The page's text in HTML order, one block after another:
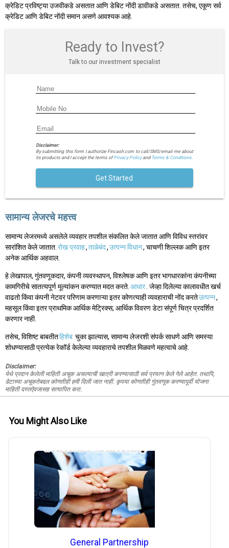
क्रेडिट प्रविष्ट्या उजवीकडे असतात आणि डेबिट नोंदी डावीकडे असतात. तसेच, एकूण सर्व
क्रेडिट आणि डेबिट नोंदी समान असणे आवश्यक आहे.
Ready to Invest?
Talk to our investment specialist
Disclaimer:
By submitting this form I authorize Fincash.com to call/SMS/email me about
its products and I accept the terms ofPrivacy Policyand Terms & Conditions.
Get Started
सामान्य लेजरचे महत्त्व
सामान्य लेजरमध्ये असलेले व्यवहार तपशील संकलित केले जातात आणि विविध स्तरांवर
सारांशित केले जातात. रोख प्रवाह,ताळेबंद,उत्पन्न विधान, चाचणी शिल्लक आणि इतर
अनेक आर्थिक अहवाल.
हे लेखापाल, गुंतवणूकदार, कंपनी व्यवस्थापन, विश्लेषक आणि इतर भागधारकांना कंपनीच्या
कामगिरीचे सातत्यपूर्ण मूल्यांकन करण्यात मदत करते. आधार . जेव्हा दिलेल्या कालावधीत खर्च
वाढतो किंवा कंपनी नेटवर परिणाम करणाऱ्या इतर कोणत्याही व्यवहाराची नोंद करतेउत्पन्न,
महसूल किंवा इतर प्राथमिक आर्थिक मेट्रिक्स; आर्थिक विवरण डेटा संपूर्ण चित्र प्रदर्शित
करणार नाही.
तसेच, विशिष्ट बाबतीतहिशेब चुका झाल्यास, सामान्य लेजरशी संपर्क साधणे आणि समस्या
शोधण्यासाठी प्रत्येक रेकॉर्ड केलेल्या व्यवहाराचे तपशील मिळवणे महत्वाचे आहे.
Disclaimer:
येथे प्रदान केलेली माहिती अचूक असल्याची खात्री करण्यासाठी सर्व प्रयत्न केले गेले आहेत. तथापि,
डेटाच्या अचूकतेबद्दल कोणतीही हमी दिली जात नाही. कृपया कोणतीही गुंतवणूक करण्यापूर्वी योजना
माहिती दस्तऐवजासह सत्यापित करा.
You Might Also Like
General Partnership